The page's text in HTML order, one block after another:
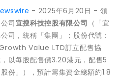
- 2025年6月20日 - 領
司宜搜科技控股有限公司 （「宜
司，統稱「集團」；股份代號：
Value LTD訂立配售協
以每股配售價3.20港元，配售5
份」），預計籌集資金總額約1.8